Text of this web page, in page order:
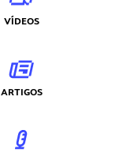
VÍDEOS
ARTIGOS